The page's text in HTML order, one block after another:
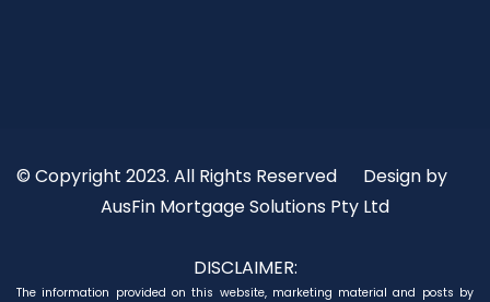
© Copyright 2023. All Rights Reserved
Design by
AusFin Mortgage Solutions Pty Ltd
DISCLAIMER:
The information provided on this website, marketing material and posts by